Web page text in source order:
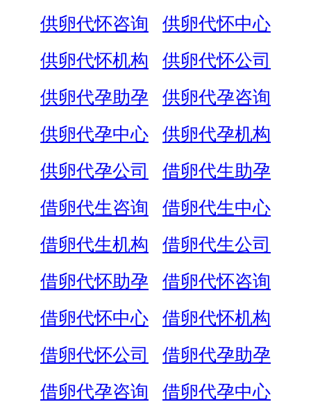
供卵代怀咨询
供卵代怀中心
供卵代怀机构
供卵代怀公司
供卵代孕助孕
供卵代孕咨询
供卵代孕中心
供卵代孕机构
供卵代孕公司
借卵代生助孕
借卵代生咨询
借卵代生中心
借卵代生机构
借卵代生公司
借卵代怀助孕
借卵代怀咨询
借卵代怀中心
借卵代怀机构
借卵代怀公司
借卵代孕助孕
借卵代孕咨询
借卵代孕中心